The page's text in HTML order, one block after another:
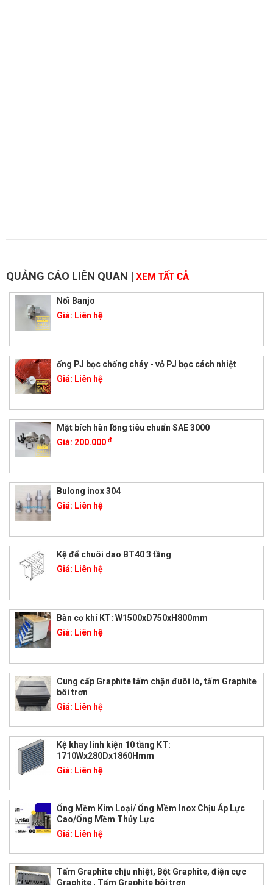
QUẢNG CÁO LIÊN QUAN | XEM TẤT CẢ
Nối Banjo
Giá: Liên hệ
ống PJ bọc chống cháy - vỏ PJ bọc cách nhiệt
Giá: Liên hệ
Mặt bích hàn lồng tiêu chuẩn SAE 3000
Giá: 200.000 đ
Bulong inox 304
Giá: Liên hệ
Kệ để chuôi dao BT40 3 tầng
Giá: Liên hệ
Bàn cơ khí KT: W1500xD750xH800mm
Giá: Liên hệ
Cung cấp Graphite tấm chặn đuôi lò, tấm Graphite
bôi trơn
Giá: Liên hệ
Kệ khay linh kiện 10 tầng KT:
1710Wx280Dx1860Hmm
Giá: Liên hệ
Ống Mềm Kim Loại/ Ống Mềm Inox Chịu Áp Lực
Cao/Ống Mềm Thủy Lực
Giá: Liên hệ
Tấm Graphite chịu nhiệt, Bột Graphite, điện cực
Graphite , Tấm Graphite bôi trơn